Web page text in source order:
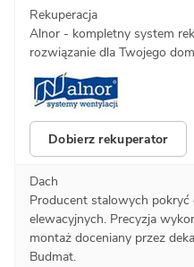
Rekuperacja
Alnor - kompletny system
rozwiązanie dla Twojego
Dobierz rekuperator
Dach
Producent stalowych
elewacyjnych. Precyzja
montaż doceniany przez
Budmat.